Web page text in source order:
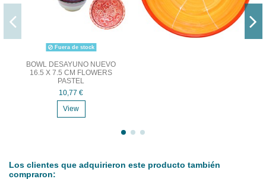
Fuera de stock
BOWL DESAYUNO NUEVO
16.5 X 7.5 CM FLOWERS
PASTEL
10,77 €
View
Los clientes que adquirieron este producto también
compraron: